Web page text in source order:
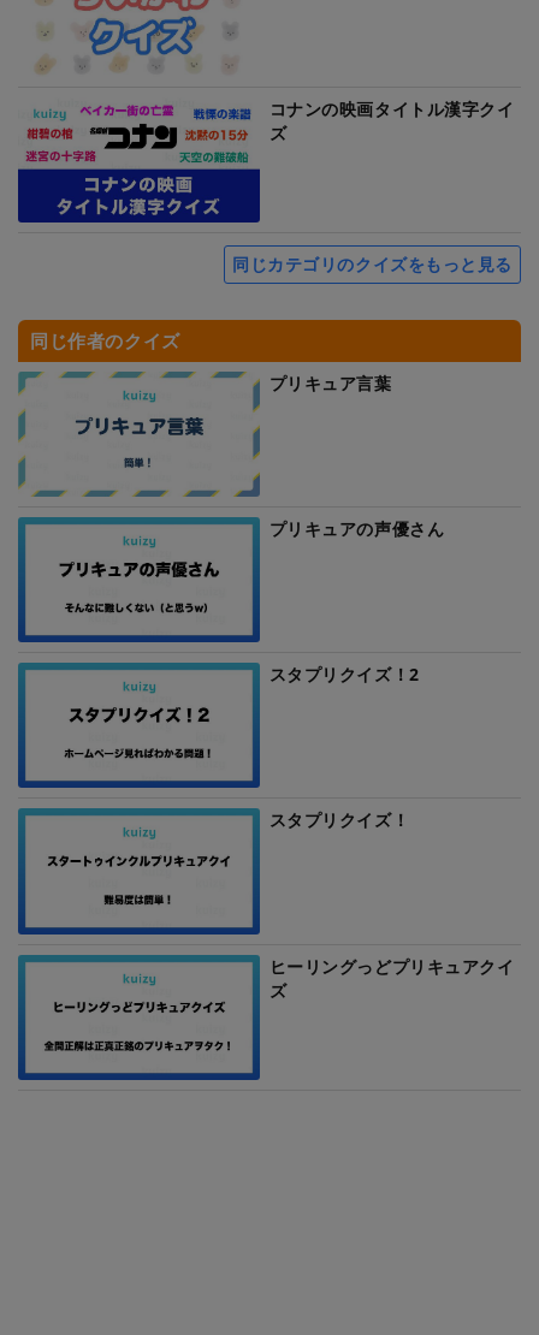
コナンの映画タイトル漢字クイ
ズ
同じカテゴリのクイズをもっと見る
同じ作者のクイズ
プリキュア言葉
プリキュアの声優さん
スタプリクイズ！2
スタプリクイズ！
ヒーリングっどプリキュアクイ
ズ